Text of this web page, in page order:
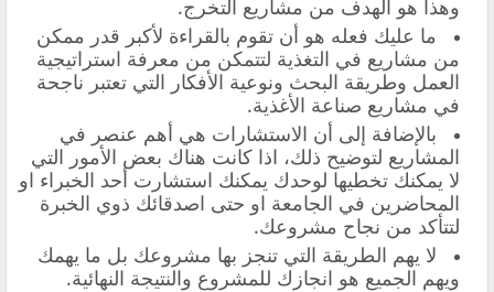
وهذا هو الهدف من مشاريع التخرج.
ما عليك فعله هو أن تقوم بالقراءة لأكبر قدر ممكن
من مشاريع في التغذية لتتمكن من معرفة استراتيجية
العمل وطريقة البحث ونوعية الأفكار التي تعتبر ناجحة
في مشاريع صناعة الأغذية.
بالإضافة إلى أن الاستشارات هي أهم عنصر في
المشاريع لتوضيح ذلك، اذا كانت هناك بعض الأمور التي
لا يمكنك تخطيها لوحدك يمكنك استشارت أحد الخبراء او
المحاضرين في الجامعة او حتى اصدقائك ذوي الخبرة
لتتأكد من نجاح مشروعك.
لا يهم الطريقة التي تنجز بها مشروعك بل ما يهمك
ويهم الجميع هو انجازك للمشروع والنتيجة النهائية.